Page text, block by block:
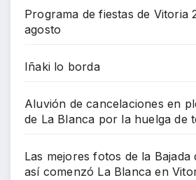
Programa de fiestas de Vitoria
agosto
Iñaki lo borda
Aluvión de cancelaciones en
de La Blanca por la huelga de
Las mejores fotos de la Bajada
así comenzó La Blanca en